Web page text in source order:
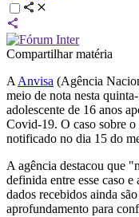
Compartilhar matéria
A Anvisa (Agência
meio de nota nesta
adolescente de 16 anos
Covid-19. O caso sobre
notificado no dia 15 do
A agência destacou que
definida entre esse caso
dados recebidos ainda
aprofundamento para